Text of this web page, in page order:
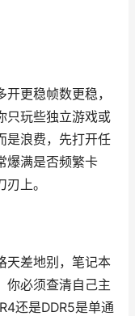
更稳帧数更稳，
只玩些独立游戏或
是浪费，先打开任
爆满是否频繁卡
上。
天差地别，笔记本
你必须查清自己主
还是DDR5是单通